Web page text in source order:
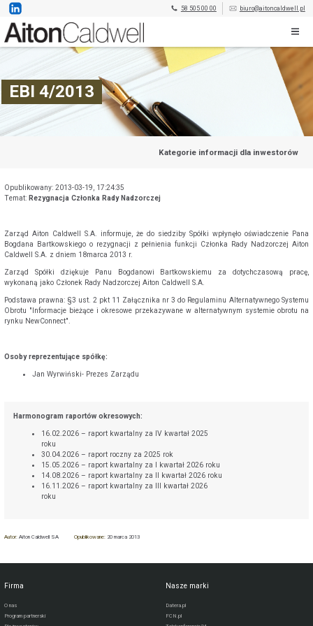
58 505 00 00 biuro@aitoncaldwell.pl
EBI 4/2013
Kategorie informacji dla inwestorów
Opublikowany: 2013-03-19, 17:24:35
Temat: Rezygnacja Członka Rady Nadzorczej
Zarząd Aiton Caldwell S.A. informuje, że do siedziby Spółki wpłynęło oświadczenie Pana
Bogdana Bartkowskiego o rezygnacji z pełnienia funkcji Członka Rady Nadzorczej Aiton
Caldwell S.A. z dniem 18marca 2013 r.
Zarząd Spółki dziękuje Panu Bogdanowi Bartkowskiemu za dotychczasową pracę,
wykonaną jako Członek Rady Nadzorczej Aiton Caldwell S.A.
Podstawa prawna: §3 ust. 2 pkt 11 Załącznika nr 3 do Regulaminu Alternatywnego Systemu
Obrotu "Informacje bieżące i okresowe przekazywane w alternatywnym systemie obrotu na
rynku NewConnect".
Osoby reprezentujące spółkę:
Jan Wyrwiński- Prezes Zarządu
Harmonogram raportów okresowych:
16.02.2026 – raport kwartalny za IV kwartał 2025
roku
30.04.2026 – raport roczny za 2025 rok
15.05.2026 – raport kwartalny za I kwartał 2026 roku
14.08.2026 – raport kwartalny za II kwartał 2026 roku
16.11.2026 – raport kwartalny za III kwartał 2026
roku
Autor:Aiton Caldwell SA Opublikowane: 20 marca 2013
Firma
O nas
Program partnerski
Nasze marki
Datera.pl
FCN.pl